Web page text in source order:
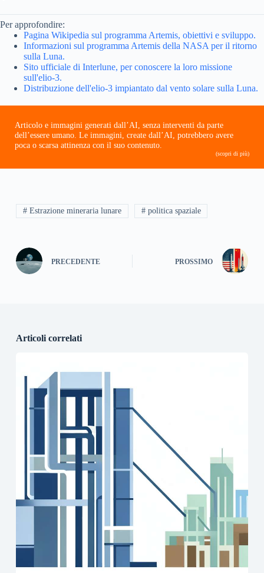
Per approfondire:
Pagina Wikipedia sul programma Artemis, obiettivi e sviluppo.
Informazioni sul programma Artemis della NASA per il ritorno
sulla Luna.
Sito ufficiale di Interlune, per conoscere la loro missione
sull'elio-3.
Distribuzione dell'elio-3 impiantato dal vento solare sulla Luna.
Articolo e immagini generati dall’AI, senza interventi da parte
dell’essere umano. Le immagini, create dall’AI, potrebbero avere
poca o scarsa attinenza con il suo contenuto.
(scopri di più)
# Estrazione mineraria lunare # politica spaziale
PRECEDENTE PROSSIMO
Articoli correlati